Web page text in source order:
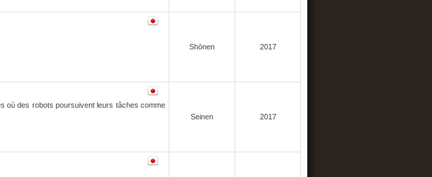
Shōnen 2017
où des robots poursuivent leurs tâches comme
Seinen 2017